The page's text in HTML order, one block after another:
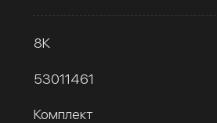
8К
53011461
Комплект